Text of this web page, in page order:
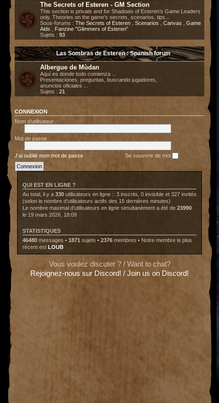
The Secrets of Esteren - GM Section
This section is private and for Shadows of Esteren’s Game Leaders
only. Theories on the game’s secrets, scenarios, tips...
Sous-forums : The Secrets of Esteren Scenarios Canvas
Game
Aids
Fanzine "Glimmers of Esteren"
Sujets : 93
Las Sombras de Esteren : Spanish forum
Albergue de Mùdan
Aquí es donde todo comienza ...
Presentaciones, preguntas, buscando jugadores,
anuncios oficiales ...
Sujets : 21
CONNEXION
Nom d’utilisateur :
Mot de passe :
J’ai oublié mon mot de passe Se souvenir de moi
QUI EST EN LIGNE ?
Au total, il y a 330 utilisateurs en ligne :: 3 inscrits, 0 invisible et 327 invités
(selon le nombre d’utilisateurs actifs des 15 dernières minutes)
Le nombre maximal d’utilisateurs en ligne simultanément a été de 23990
le 19 mars 2026, 18:09
STATISTIQUES
46480 messages • 1871 sujets • 2376 membres • Notre membre le plus
récent est LOUB
Vous voulez discuter ? / Want to chat?
Rejoignez-nous sur Discord! / Join us on Discord!